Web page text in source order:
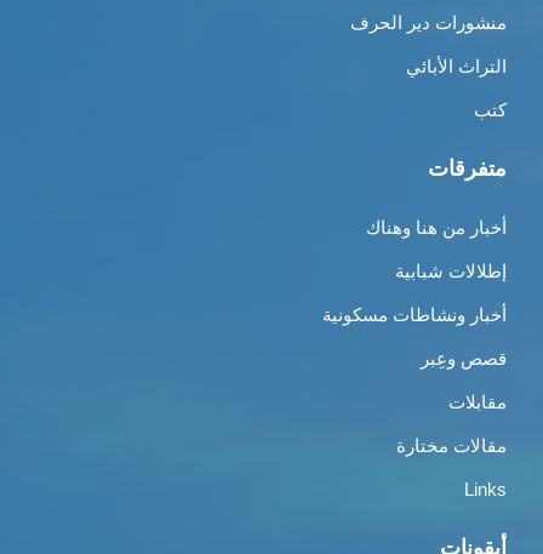
منشورات دير الحرف
التراث الأبائي
كتب
متفرقات
أخبار من هنا وهناك
إطلالات شبابية
أخبار ونشاطات مسكونية
قصص وعِبر
مقابلات
مقالات مختارة
Links
أيقونات